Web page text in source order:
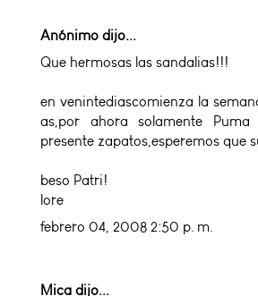
Anónimo dijo...
Que hermosas las sandalias!!!
en venintediascomienza la
as,por ahora solamente
presente zapatos,esperemos que
beso Patri!
lore
febrero 04, 2008 2:50 p. m.
Mica dijo...